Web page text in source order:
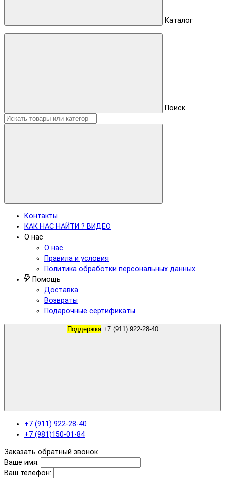
Каталог
Поиск
Контакты
КАК НАС НАЙТИ ? ВИДЕО
О нас
О нас
Правила и условия
Политика обработки персональных данных
Помощь
Доставка
Возвраты
Подарочные сертификаты
Поддержка +7 (911) 922-28-40
+7 (911) 922-28-40
+7 (981)150-01-84
Заказать обратный звонок
Ваше имя:
Ваш телефон: